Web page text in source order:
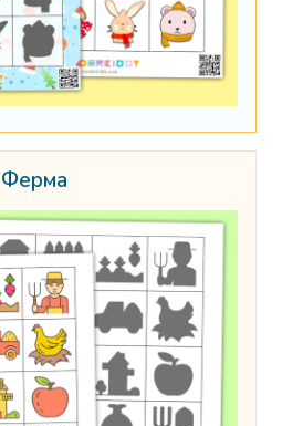
Ферма